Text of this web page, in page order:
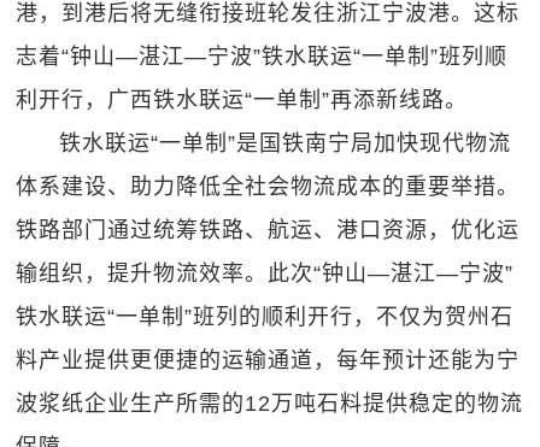
港，到港后将无缝衔接班轮发往浙江宁波港。这标
志着“钟山—湛江—宁波”铁水联运“一单制”班列顺
利开行，广西铁水联运“一单制”再添新线路。
铁水联运“一单制”是国铁南宁局加快现代物流
体系建设、助力降低全社会物流成本的重要举措。
铁路部门通过统筹铁路、航运、港口资源，优化运
输组织，提升物流效率。此次“钟山—湛江—宁波”
铁水联运“一单制”班列的顺利开行，不仅为贺州石
料产业提供更便捷的运输通道，每年预计还能为宁
波浆纸企业生产所需的12万吨石料提供稳定的物流